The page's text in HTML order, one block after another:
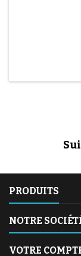
PRODUITS
NOTRE
VOTRE